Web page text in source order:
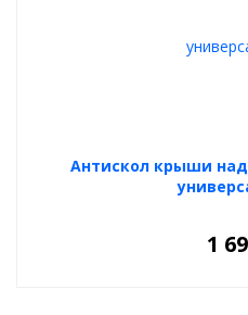
Антискол крыши
1